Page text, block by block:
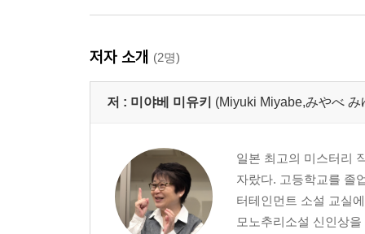
저자 소개 (2명)
저 : 미야베 미유키 (Miyuki Miyabe,みやべ
일본 최고의 미스터리
자랐다. 고등학교를 졸
터테인먼트 소설 교실
모노추리소설 신인상